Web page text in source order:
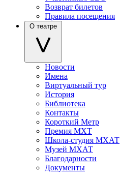
Возврат билетов
Правила посещения
О театре
Новости
Имена
Виртуальный тур
История
Библиотека
Контакты
Короткий Метр
Премия МХТ
Школа-студия МХАТ
Музей МХАТ
Благодарности
Документы